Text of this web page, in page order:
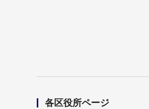
各区役所ページ